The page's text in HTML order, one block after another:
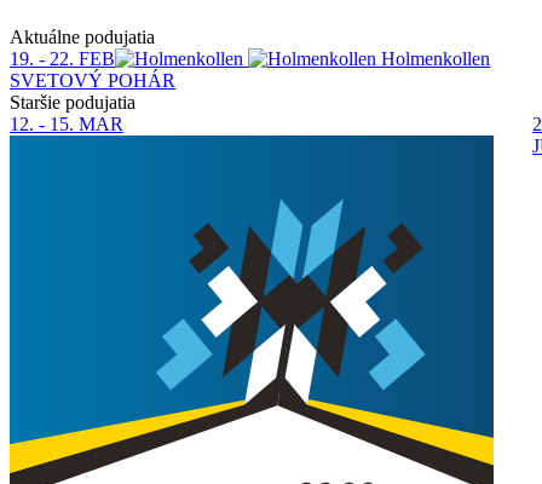
Aktuálne podujatia
19. - 22. FEB
Holmenkollen
SVETOVÝ POHÁR
Staršie podujatia
12. - 15. MAR